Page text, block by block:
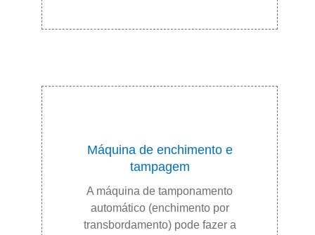
Máquina de enchimento e
tampagem
A máquina de tamponamento
automático (enchimento por
transbordamento) pode fazer a